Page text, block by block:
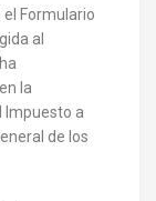
Formulario
al
la
Impuesto a
de los